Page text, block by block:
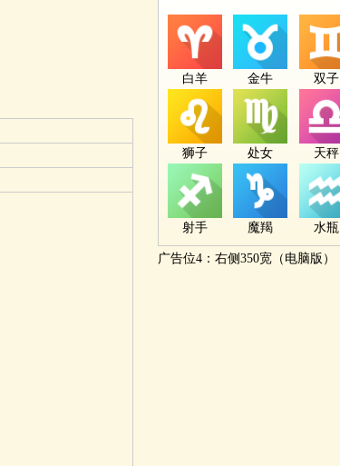
白羊 金牛 双子
狮子 处女 天秤
射手 魔羯 水瓶
广告位4：右侧350宽（电脑版）